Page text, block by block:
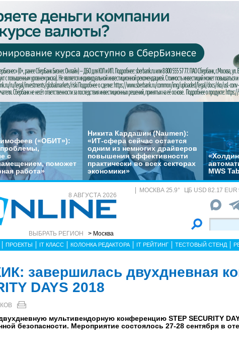
(«ОБИТ»):
с
поможет
работа»
Никита Кардашин (Naumen):
«ИТ-сфера сейчас остается
одним из немногих драйверов
повышения эффективности
практически во всех секторах
экономики»
MWS
8 АВГУСТА 2026
ВЫБРАТЬ РЕГИОН > Москва
МОСКВА 25.9° ЦБ USD 82.17 EUR
ПРОЕКТЫ IT КЛАСС КОЛОНКА РЕДАКТОРА IT РЕЙТИНГ ТЕСТОВЫЙ СТЕНД
завершилась двухдневная
DAYS 2018
мультивендорную конференцию STEP SECURITY
безопасности. Мероприятие состоялось 27-28 сентября в